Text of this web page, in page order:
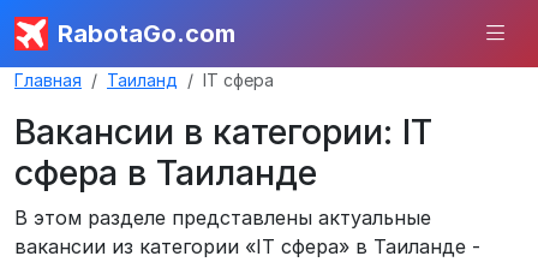
RabotaGo.com
Главная Таиланд IT сфера
Вакансии в категории: IT
сфера в Таиланде
В этом разделе представлены актуальные
вакансии из категории «IT сфера» в Таиланде -